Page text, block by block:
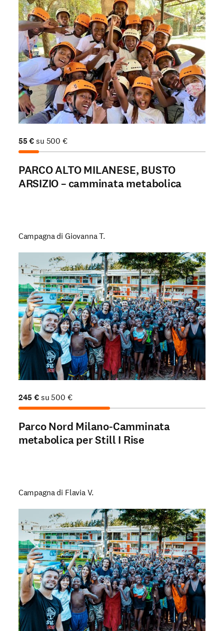
55€su 500 €
PARCO ALTO MILANESE, BUSTO
ARSIZIO – camminata metabolica
Campagna di Giovanna T.
245€su500 €
Parco Nord Milano-Camminata
metabolica per Still I Rise
Campagna di Flavia V.